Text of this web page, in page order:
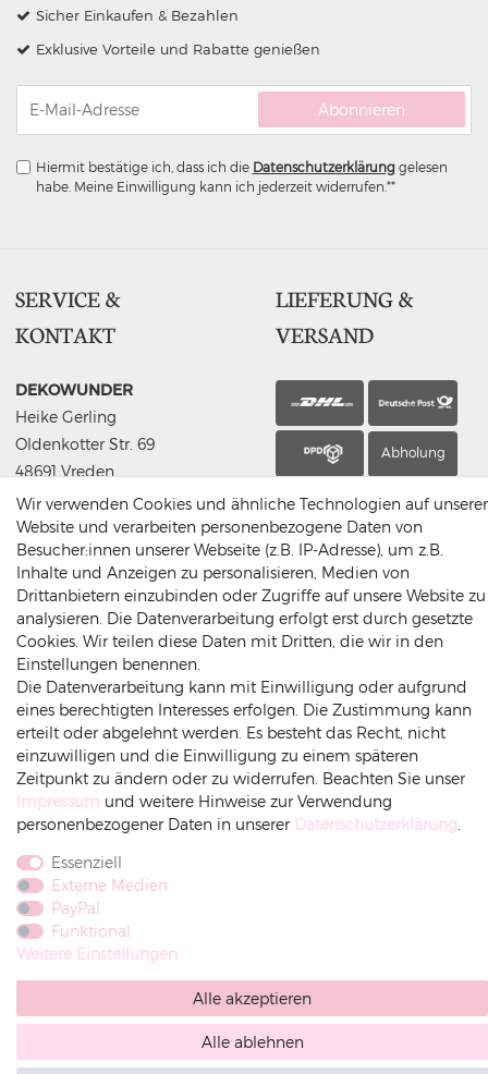
Sicher Einkaufen & Bezahlen
Exklusive Vorteile und Rabatte genießen
Abonnieren
Hiermit bestätige ich, dass ich die Daten­schutz­erklärunggelesen
habe. Meine Einwilligung kann ich jederzeit widerrufen.**
SERVICE &
KONTAKT
DEKOWUNDER
Heike Gerling
Oldenkotter Str. 69
48691 Vreden
Germany
(0049) 2564 / 950 90 00
info@dekowunder.de
LIEFERUNG &
VERSAND
Abholung
ZAHLUNGSARTEN
Datenschutz
Versand
Impressum
AGB
Widerrufsrecht
Wir verwenden Cookies und ähnliche Technologien auf unserer
Website und verarbeiten personenbezogene Daten von
Besucher:innen unserer Webseite (z.B. IP-Adresse), um z.B.
Inhalte und Anzeigen zu personalisieren, Medien von
Drittanbietern einzubinden oder Zugriffe auf unsere Website zu
analysieren. Die Datenverarbeitung erfolgt erst durch gesetzte
Cookies. Wir teilen diese Daten mit Dritten, die wir in den
Einstellungen benennen.
Die Datenverarbeitung kann mit Einwilligung oder aufgrund
eines berechtigten Interesses erfolgen. Die Zustimmung kann
erteilt oder abgelehnt werden. Es besteht das Recht, nicht
einzuwilligen und die Einwilligung zu einem späteren
Zeitpunkt zu ändern oder zu widerrufen. Beachten Sie unser
Impressum und weitere Hinweise zur Verwendung
personenbezogener Daten in unserer Daten­schutz­erklärung
Essenziell
Externe Medien
PayPal
Funktional
Weitere Einstellungen
Alle akzeptieren
Alle ablehnen